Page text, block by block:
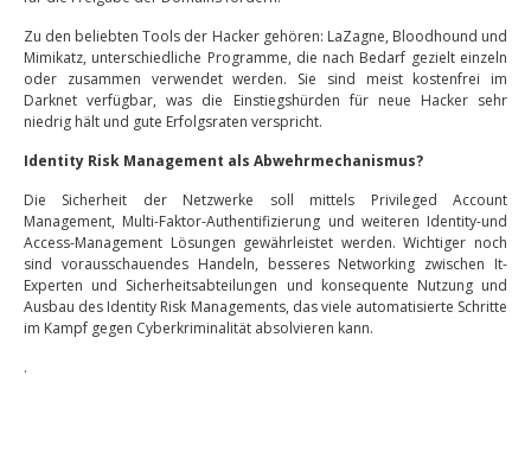
Zu den beliebten Tools der Hacker gehören: LaZagne, Bloodhound und
Mimikatz, unterschiedliche Programme, die nach Bedarf gezielt einzeln
oder zusammen verwendet werden. Sie sind meist kostenfrei im
Darknet verfügbar, was die Einstiegshürden für neue Hacker sehr
niedrig hält und gute Erfolgsraten verspricht.
Identity Risk Management als Abwehrmechanismus?
Die Sicherheit der Netzwerke soll mittels Privileged Account
Management, Multi-Faktor-Authentifizierung und weiteren Identity-und
Access-Management Lösungen gewährleistet werden. Wichtiger noch
sind vorausschauendes Handeln, besseres Networking zwischen It-
Experten und Sicherheitsabteilungen und konsequente Nutzung und
Ausbau des Identity Risk Managements, das viele automatisierte Schritte
im Kampf gegen Cyberkriminalität absolvieren kann.
.